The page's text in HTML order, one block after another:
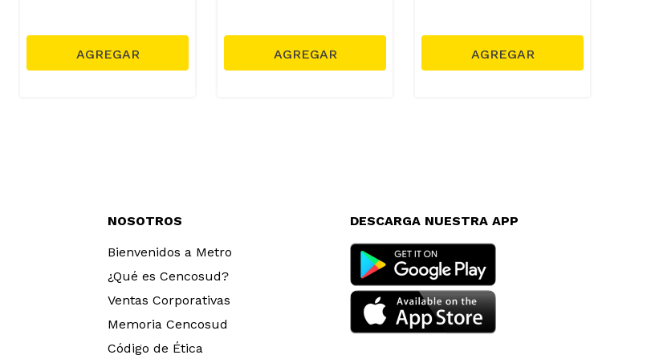
NOSOTROS
Bienvenidos a Metro
¿Qué es Cencosud?
Ventas Corporativas
Memoria Cencosud
Código de Ética
DESCARGA NUESTRA APP